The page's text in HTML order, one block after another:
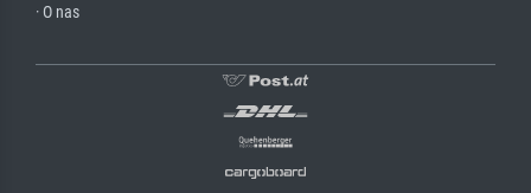
· O nas